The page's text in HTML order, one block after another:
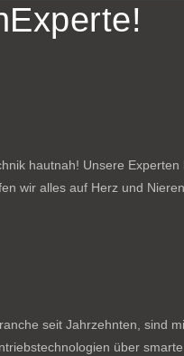
hautnah! Unsere
wir alles auf Herz und
seit Jahrzehnten, sind
über